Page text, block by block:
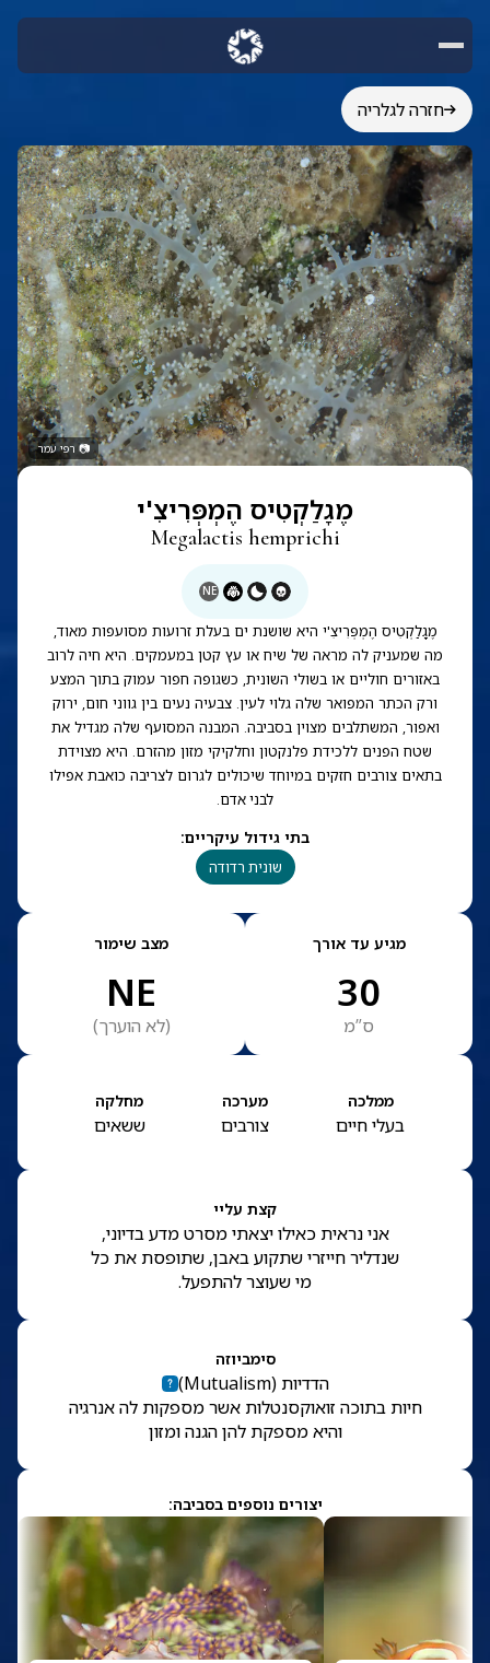
חזרה לגלריה
📷 רפי עמר
מֶגָלַקְטִיס הֶמְפְּרִיצִ'י
Megalactis hemprichi
NE
מֶגָלַקְטִיס הֶמְפְּרִיצִ'י היא שושנת ים בעלת זרועות מסועפות מאוד,
מה שמעניק לה מראה של שיח או עץ קטן במעמקים. היא חיה לרוב
באזורים חוליים או בשולי השונית, כשגופה חפור עמוק בתוך המצע
ורק הכתר המפואר שלה גלוי לעין. צבעיה נעים בין גווני חום, ירוק
ואפור, המשתלבים מצוין בסביבה. המבנה המסועף שלה מגדיל את
שטח הפנים ללכידת פלנקטון וחלקיקי מזון מהזרם. היא מצוידת
בתאים צורבים חזקים במיוחד שיכולים לגרום לצריבה כואבת אפילו
לבני אדם.
בתי גידול עיקריים:
שונית רדודה
מגיע עד אורך
30
ס”מ
מצב שימור
NE
(לא הוערך)
ממלכה
בעלי חיים
מערכה
צורבים
מחלקה
ששאים
קצת עליי
אני נראית כאילו יצאתי מסרט מדע בדיוני,
שנדליר חייזרי שתקוע באבן, שתופסת את כל
מי שעוצר להתפעל.
סימביוזה
הדדיות (
Mutualism
)
חיות בתוכה זואוקסנטלות אשר מספקות לה אנרגיה
והיא מספקת להן הגנה ומזון
יצורים נוספים בסביבה: